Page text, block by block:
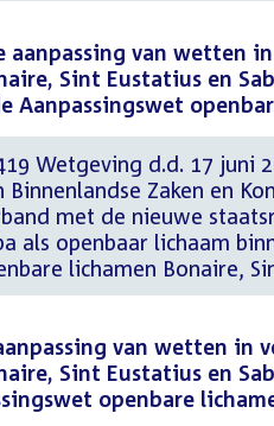
aanpassing van wetten
Sint Eustatius en
Aanpassingswet
Wetgeving d.d. 17 juni
Binnenlandse Zaken en
met de nieuwe
als openbaar lichaam
lichamen Bonaire,
van wetten in
Sint Eustatius en
openbare